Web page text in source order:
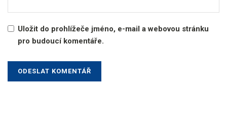
Uložit do prohlížeče jméno, e-mail a webovou stránku
pro budoucí komentáře.